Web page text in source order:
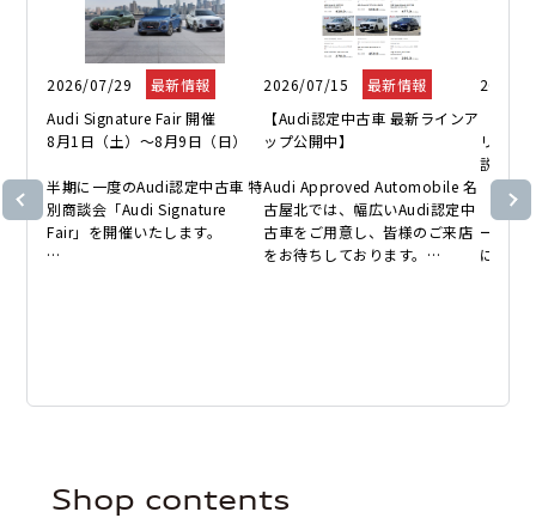
2026/07/29
最新情報
Audi Signature Fair 開催
8月1日（土）〜8月9日（日）
半期に一度のAudi認定中古車 特
別商談会「Audi Signature
Fair」を開催いたします。
いただけます。
2026/07/15
最新情報
【Audi認定中古車 最新ラインア
ップ公開中】
Audi Approved Automobile 名
古屋北では、幅広いAudi認定中
古車をご用意し、皆様のご来店
をお待ちしております。
れがAudi認定中古車です。
さい。
2026/
リット
説】
「車
ーや販
に必要
点をわ
shop contents